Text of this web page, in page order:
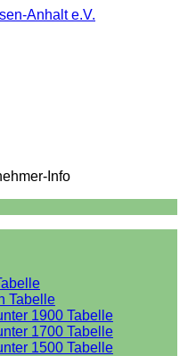
Info
Tabelle
1900 Tabelle
1700 Tabelle
1500 Tabelle